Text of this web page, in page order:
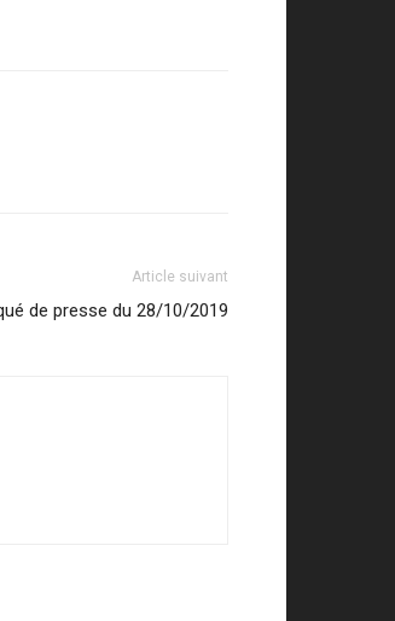
Article suivant
de presse du 28/10/2019